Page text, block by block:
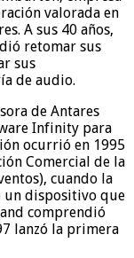
valorada en
A sus 40 años,
retomar sus
sus
de audio.
de Antares
Infinity para
ocurrió en 1995
Comercial de la
cuando la
un dispositivo que
comprendió
lanzó la primera